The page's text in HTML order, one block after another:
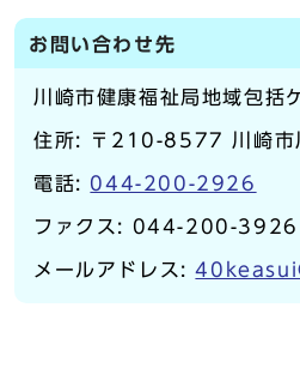
お問い合わせ先
川崎市健康福祉局地域包括
住所: 〒210-8577 川崎市
電話: 044-200-2926
ファクス: 044-200-3926
メールアドレス: